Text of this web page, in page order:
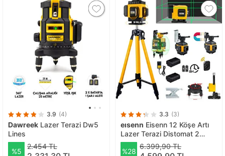
3.9 (4)
Dawreek Lazer Terazi Dw5
Lines
%5
2.454 TL
3.3 (3)
eısenn Eisenn 12 Köşe Artı
Lazer Terazi Distomat 2
Akülü 360 Derece Mıknatıslı
Kumandalı + 1.5 Mt Tripod
%28
6.399,90 TL